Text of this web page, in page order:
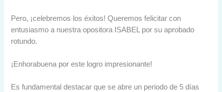
Pero, ¡celebremos los éxitos! Queremos felicitar con
entusiasmo a nuestra opositora ISABEL por su aprobado
rotundo.
¡Enhorabuena por este logro impresionante!
Es fundamental destacar que se abre un periodo de 5 días